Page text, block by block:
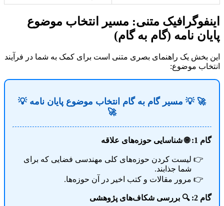
اینفوگرافیک متنی: مسیر انتخاب موضوع
پایان نامه (گام به گام)
این بخش یک راهنمای بصری متنی است برای کمک به شما در فرآیند
انتخاب موضوع:
🚀 💡 مسیر گام به گام انتخاب موضوع پایان نامه 💡
🚀
گام 1: 🌐 شناسایی حوزه‌های علاقه
لیست کردن حوزه‌های کلی مهندسی فضایی که برای
شما جذابند.
مرور مقالات و کتب اخیر در آن حوزه‌ها.
گام 2: 🔍 بررسی شکاف‌های پژوهشی